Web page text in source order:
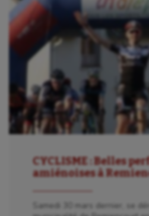
CYCLISME : Belles
amiénoises à
Samedi 30 mars dernier, se